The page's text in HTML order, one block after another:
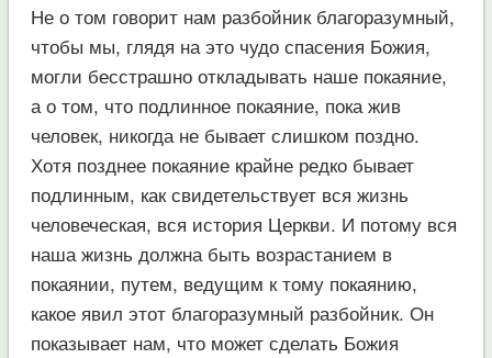
Не о том говорит нам разбойник благоразумный,
чтобы мы, глядя на это чудо спасения Божия,
могли бесстрашно откладывать наше покаяние,
а о том, что подлинное покаяние, пока жив
человек, никогда не бывает слишком поздно.
Хотя позднее покаяние крайне редко бывает
подлинным, как свидетельствует вся жизнь
человеческая, вся история Церкви. И потому вся
наша жизнь должна быть возрастанием в
покаянии, путем, ведущим к тому покаянию,
какое явил этот благоразумный разбойник. Он
показывает нам, что может сделать Божия